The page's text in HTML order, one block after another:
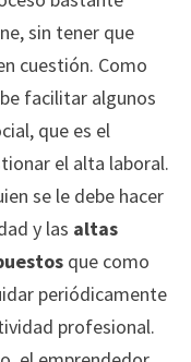
sin tener que
cuestión. Como
facilitar algunos
que es el
el alta laboral.
se le debe hacer
y las altas
que como
periódicamente
profesional.